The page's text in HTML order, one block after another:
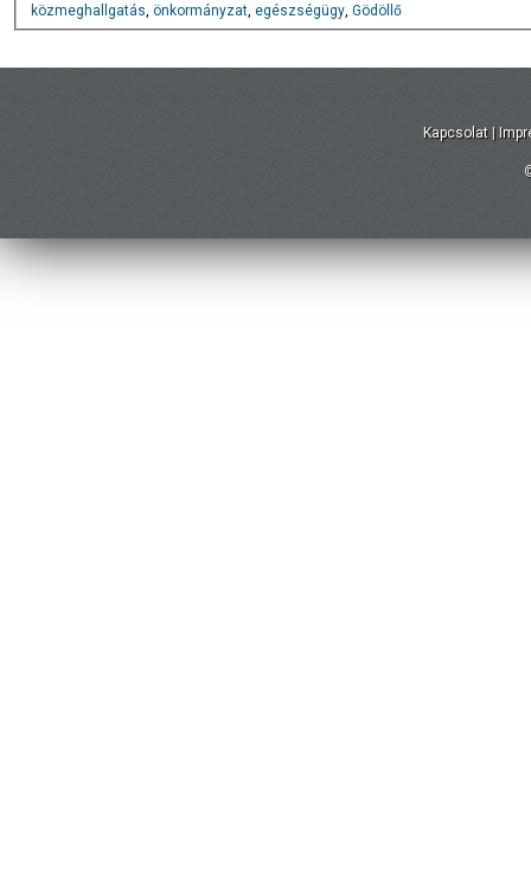
közmeghallgatás, önkormányzat, egészségügy, Gödöllő
Kapcsolat |